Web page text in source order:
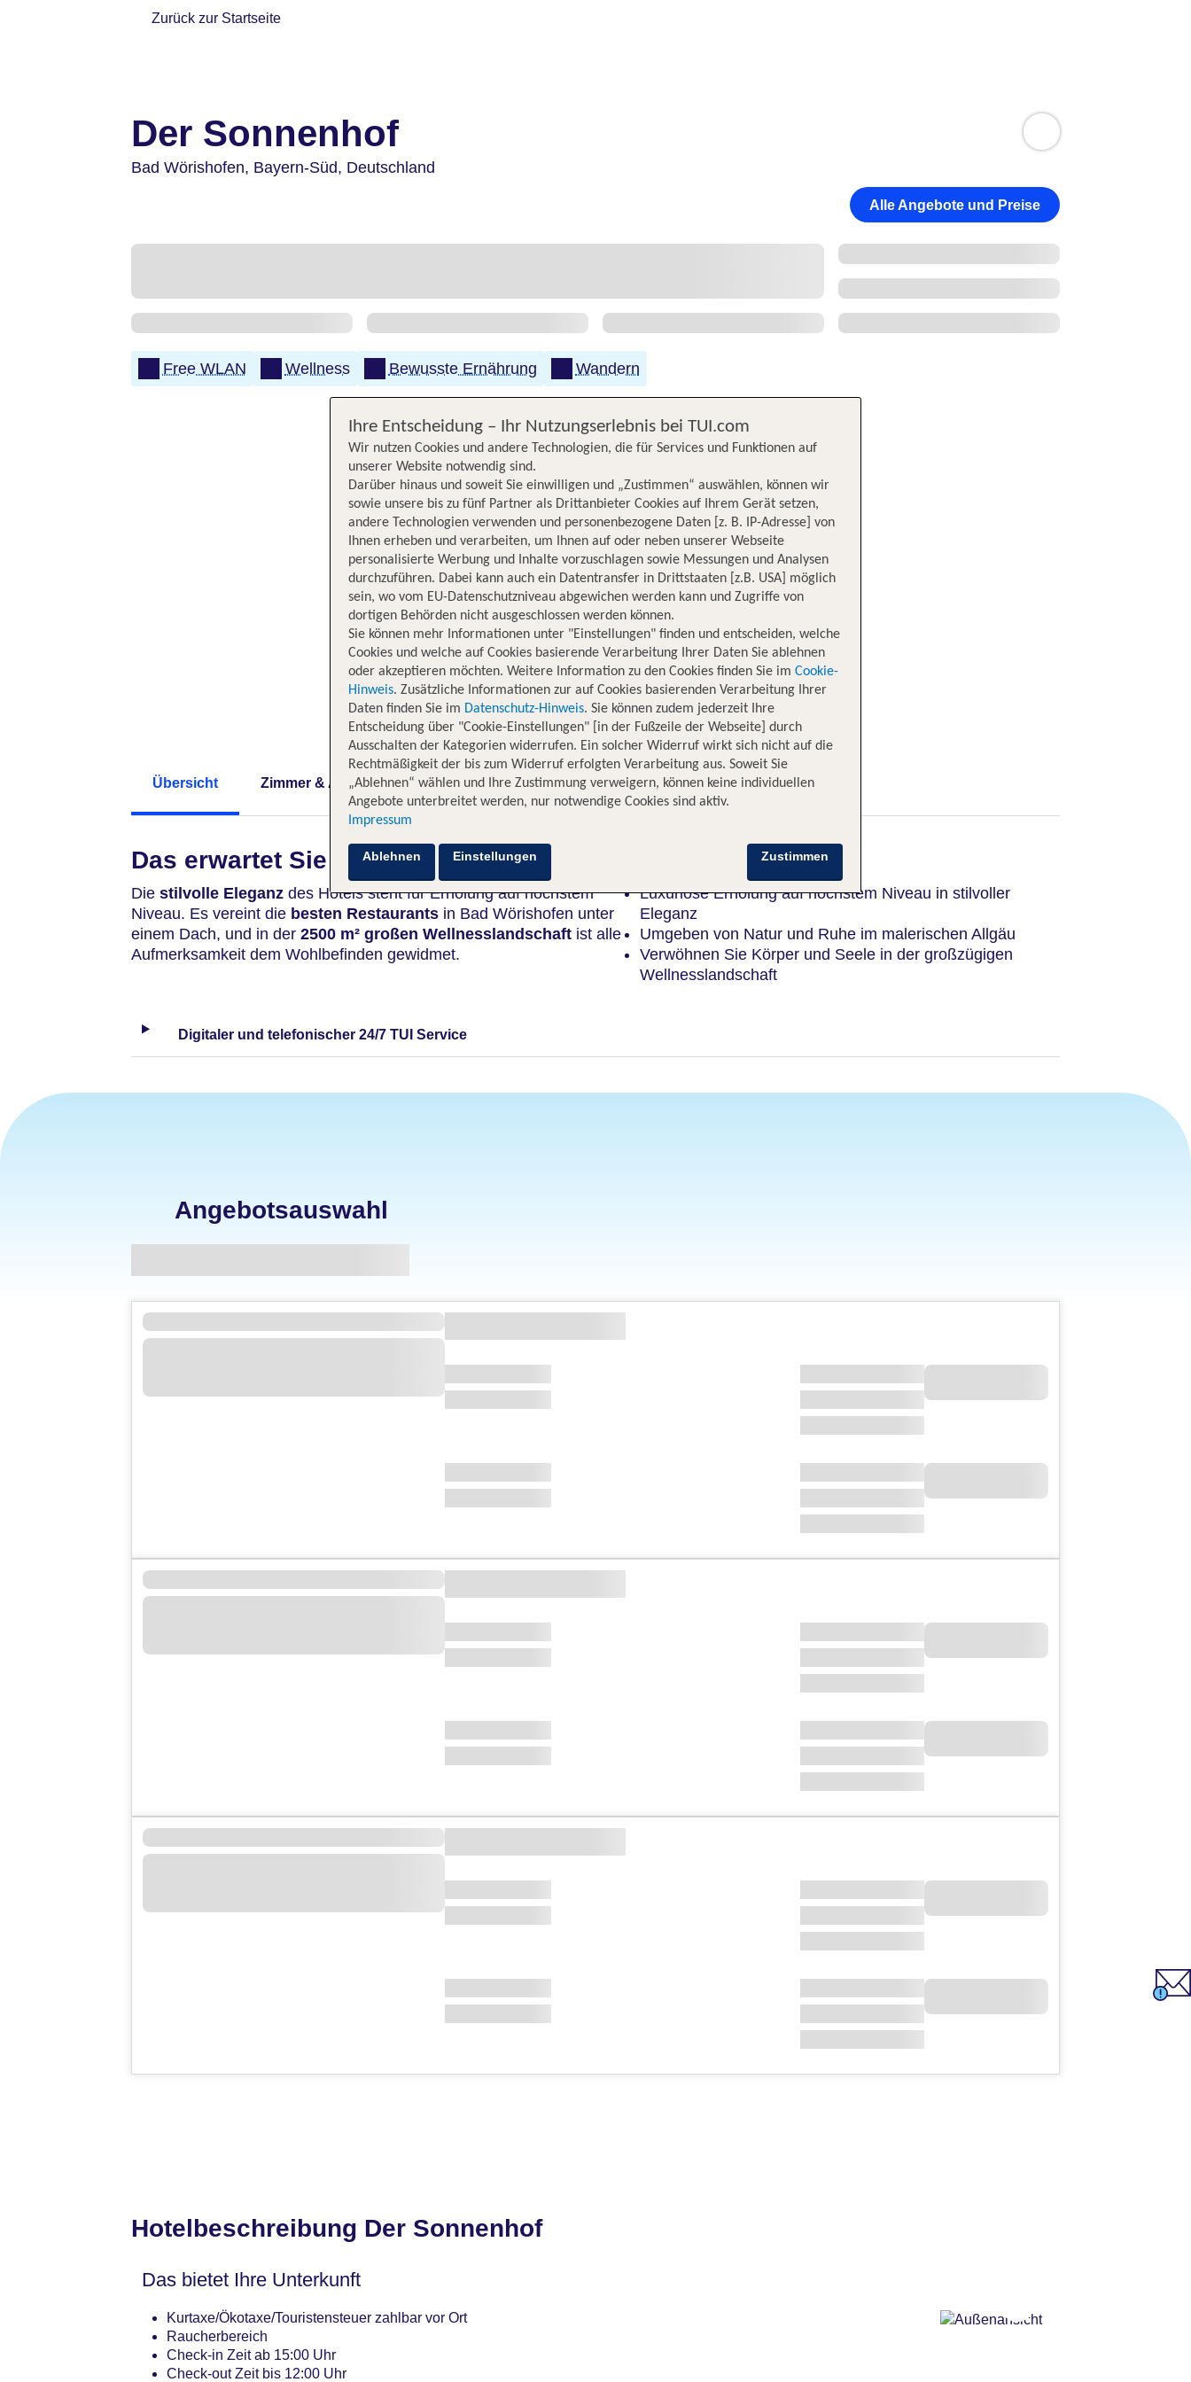
Zurück zur Startseite
Der Sonnenhof
Bad Wörishofen, Bayern-Süd, Deutschland
Alle Angebote und Preise
Free WLAN Wellness Bewusste Ernährung Wandern
Übersicht Zimmer & Angebote Hotelinformationen Lage Bewertungen
Das erwartet Sie
Die stilvolle Eleganz des Hotels steht für Erholung auf höchstem
Niveau. Es vereint die besten Restaurants in Bad Wörishofen unter
einem Dach, und in der 2500 m² großen Wellnesslandschaft ist alle
Aufmerksamkeit dem Wohlbefinden gewidmet.
Luxuriöse Erholung auf höchstem Niveau in stilvoller
Eleganz
Umgeben von Natur und Ruhe im malerischen Allgäu
Verwöhnen Sie Körper und Seele in der großzügigen
Wellnesslandschaft
Digitaler und telefonischer 24/7 TUI Service
Angebotsauswahl
Hotelbeschreibung Der Sonnenhof
Das bietet Ihre Unterkunft
Kurtaxe/Ökotaxe/Touristensteuer zahlbar vor Ort
Raucherbereich
Check-in Zeit ab 15:00 Uhr
Check-out Zeit bis 12:00 Uhr
Ihre Entscheidung – Ihr Nutzungserlebnis bei TUI.com
Wir nutzen Cookies und andere Technologien, die für Services und Funktionen auf
unserer Website notwendig sind.
Darüber hinaus und soweit Sie einwilligen und „Zustimmen“ auswählen, können wir
sowie unsere bis zu fünf Partner als Drittanbieter Cookies auf Ihrem Gerät setzen,
andere Technologien verwenden und personenbezogene Daten [z. B. IP-Adresse] von
Ihnen erheben und verarbeiten, um Ihnen auf oder neben unserer Webseite
personalisierte Werbung und Inhalte vorzuschlagen sowie Messungen und Analysen
durchzuführen. Dabei kann auch ein Datentransfer in Drittstaaten [z.B. USA] möglich
sein, wo vom EU-Datenschutzniveau abgewichen werden kann und Zugriffe von
dortigen Behörden nicht ausgeschlossen werden können.
Sie können mehr Informationen unter "Einstellungen" finden und entscheiden, welche
Cookies und welche auf Cookies basierende Verarbeitung Ihrer Daten Sie ablehnen
oder akzeptieren möchten. Weitere Information zu den Cookies finden Sie im Cookie-
Hinweis. Zusätzliche Informationen zur auf Cookies basierenden Verarbeitung Ihrer
Daten finden Sie im Datenschutz-Hinweis. Sie können zudem jederzeit Ihre
Entscheidung über "Cookie-Einstellungen" [in der Fußzeile der Webseite] durch
Ausschalten der Kategorien widerrufen. Ein solcher Widerruf wirkt sich nicht auf die
Rechtmäßigkeit der bis zum Widerruf erfolgten Verarbeitung aus. Soweit Sie
„Ablehnen“ wählen und Ihre Zustimmung verweigern, können keine individuellen
Angebote unterbreitet werden, nur notwendige Cookies sind aktiv.
Impressum
Zustimmen
Ablehnen Einstellungen